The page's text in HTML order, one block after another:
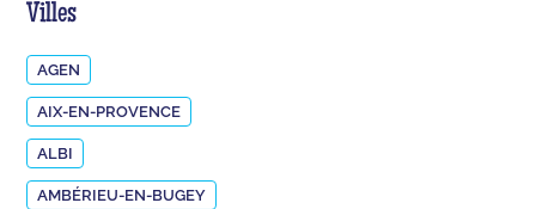
Villes
AGEN
AIX-EN-PROVENCE
ALBI
AMBÉRIEU-EN-BUGEY